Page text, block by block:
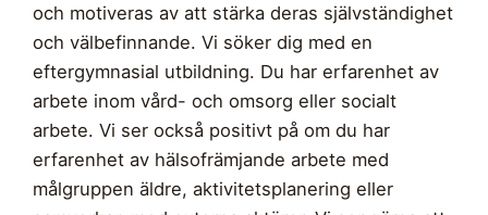
och motiveras av att stärka deras självständighet
och välbefinnande. Vi söker dig med en
eftergymnasial utbildning. Du har erfarenhet av
arbete inom vård- och omsorg eller socialt
arbete. Vi ser också positivt på om du har
erfarenhet av hälsofrämjande arbete med
målgruppen äldre, aktivitetsplanering eller